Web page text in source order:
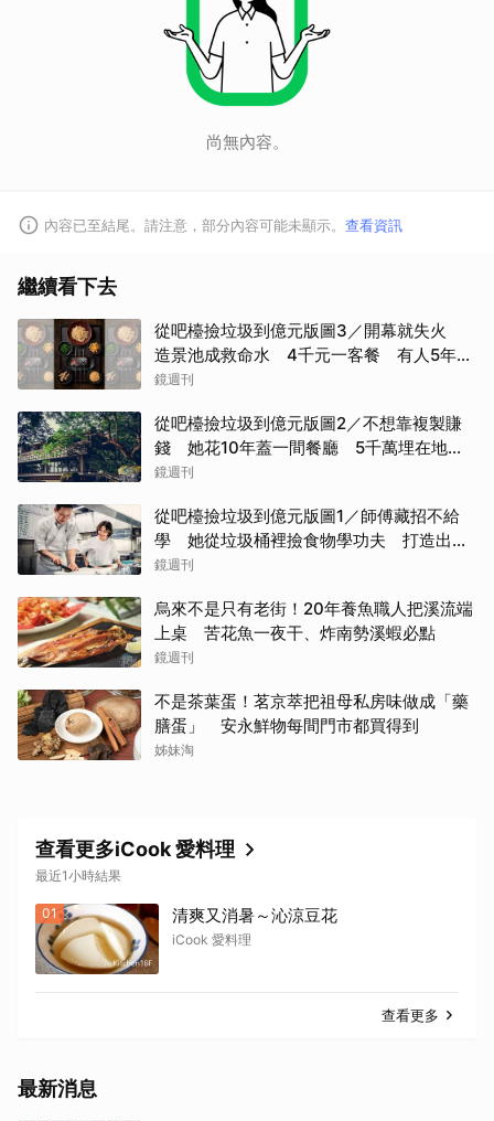
尚無內容。
內容已至結尾。請注意，部分內容可能未顯示。 查看資訊
繼續看下去
從吧檯撿垃圾到億元版圖3／開幕就失火
造景池成救命水 4千元一客餐 有人5年吃
了50次
鏡週刊
從吧檯撿垃圾到億元版圖2／不想靠複製賺
錢 她花10年蓋一間餐廳 5千萬埋在地下
瀕臨破產
鏡週刊
從吧檯撿垃圾到億元版圖1／師傅藏招不給
學 她從垃圾桶裡撿食物學功夫 打造出最
難訂的餐廳
鏡週刊
烏來不是只有老街！20年養魚職人把溪流端
上桌 苦花魚一夜干、炸南勢溪蝦必點
鏡週刊
不是茶葉蛋！茗京萃把祖母私房味做成「藥
膳蛋」 安永鮮物每間門市都買得到
姊妹淘
查看更多iCook 愛料理
最近1小時結果
01 清爽又消暑～沁涼豆花
iCook 愛料理
查看更多
最新消息